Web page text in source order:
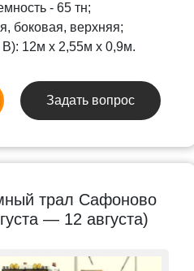
- 65 тн;
боковая, верхняя;
12м x 2,55м x 0,9м.
Задать вопрос
трал Сафоново
— 12 августа)